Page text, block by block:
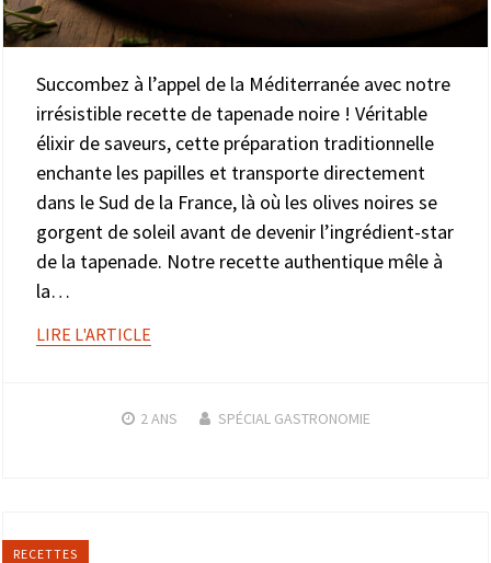
Succombez à l’appel de la Méditerranée avec notre
irrésistible recette de tapenade noire ! Véritable
élixir de saveurs, cette préparation traditionnelle
enchante les papilles et transporte directement
dans le Sud de la France, là où les olives noires se
gorgent de soleil avant de devenir l’ingrédient-star
de la tapenade. Notre recette authentique mêle à
la…
LIRE L'ARTICLE
2 ANS SPÉCIAL GASTRONOMIE
RECETTES